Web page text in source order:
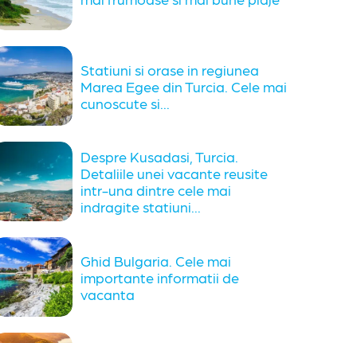
Statiuni si orase in regiunea
Marea Egee din Turcia. Cele mai
cunoscute si...
Despre Kusadasi, Turcia.
Detaliile unei vacante reusite
intr-una dintre cele mai
indragite statiuni...
Ghid Bulgaria. Cele mai
importante informatii de
vacanta